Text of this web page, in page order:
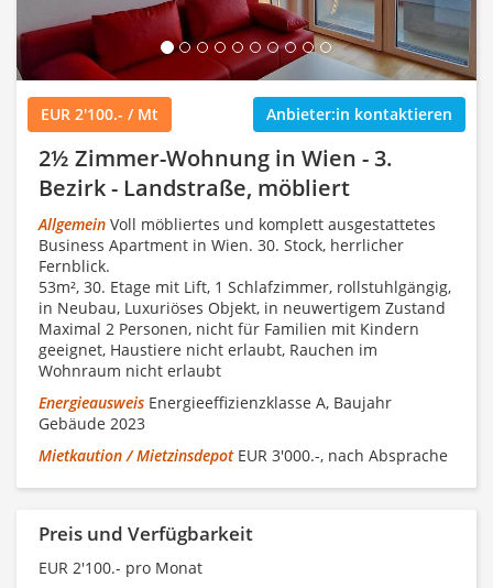
EUR 2'100.- / Mt Anbieter:in kontaktieren
2½ Zimmer-Wohnung in Wien - 3.
Bezirk - Landstraße, möbliert
Allgemein Voll möbliertes und komplett ausgestattetes
Business Apartment in Wien. 30. Stock, herrlicher
Fernblick.
53m², 30. Etage mit Lift, 1 Schlafzimmer, rollstuhlgängig,
in Neubau, Luxuriöses Objekt, in neuwertigem Zustand
Maximal 2 Personen, nicht für Familien mit Kindern
geeignet, Haustiere nicht erlaubt, Rauchen im
Wohnraum nicht erlaubt
Energieausweis Energieeffizienzklasse A, Baujahr
Gebäude 2023
Mietkaution / MietzinsdepotEUR 3'000.-, nach Absprache
Preis und Verfügbarkeit
EUR 2'100.- pro Monat